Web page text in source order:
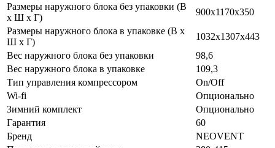
Размеры наружного блока без упаковки (В
х Ш х Г)
900x1170x350
Размеры наружного блока в упаковке (В х
Ш х Г)
1032x1307x443
Вес наружного блока без упаковки
98,6
Вес наружного блока в упаковке
109,3
Тип управления компрессором
On/Off
Wi-fi
Опционально
Зимний комплект
Опционально
Гарантия
60
Бренд
NEOVENT